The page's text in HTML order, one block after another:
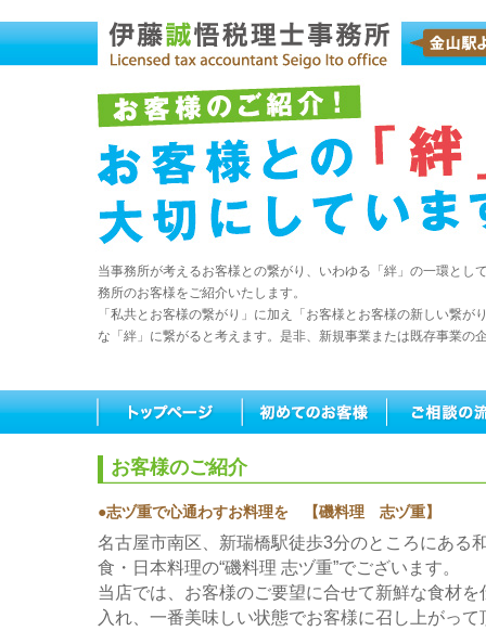
当事務所が考えるお客様との繋がり、いわゆる「絆」の一環とし
務所のお客様をご紹介いたします。
「私共とお客様の繋がり」に加え「お客様とお客様の新しい繋
な「絆」に繋がると考えます。是非、新規事業または既存事業の
お客様のご紹介
●志ヅ重で心通わすお料理を 【磯料理 志ヅ重】
名古屋市南区、新瑞橋駅徒歩3分のところにある
食・日本料理の“磯料理 志ヅ重”でございます。
当店では、お客様のご要望に合せて新鮮な食材を
入れ、一番美味しい状態でお客様に召し上がって